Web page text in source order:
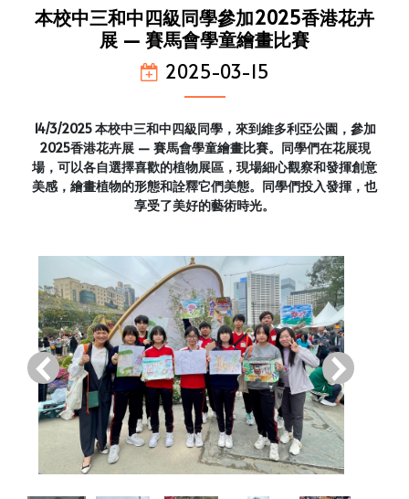
本校中三和中四級同學參加2025香港花卉
展 — 賽馬會學童繪畫比賽
2025-03-15
14/3/2025 本校中三和中四級同學，來到維多利亞公園，參加
2025香港花卉展 — 賽馬會學童繪畫比賽。同學們在花展現
場，可以各自選擇喜歡的植物展區，現場細心觀察和發揮創意
美感，繪畫植物的形態和詮釋它們美態。同學們投入發揮，也
享受了美好的藝術時光。
‹ ›